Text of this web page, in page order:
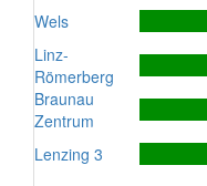
Wels
Linz-
Römerberg
Braunau
Zentrum
Lenzing 3